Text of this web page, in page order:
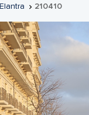
Elantra  210410